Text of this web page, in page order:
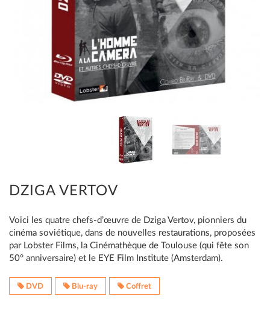
DZIGA VERTOV
Voici les quatre chefs-d’œuvre de Dziga Vertov, pionniers du
cinéma soviétique, dans de nouvelles restaurations, proposées
par Lobster Films, la Cinémathèque de Toulouse (qui fête son
50° anniversaire) et le EYE Film Institute (Amsterdam).
DVD Blu-ray Coffret